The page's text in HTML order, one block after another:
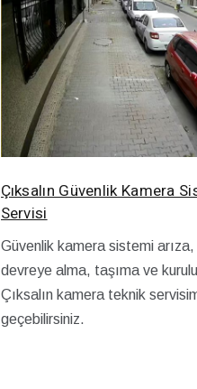
Çıksalın Güvenlik Kamera
Servisi
Güvenlik kamera sistemi
devreye alma, taşıma ve
Çıksalın kamera teknik
geçebilirsiniz.